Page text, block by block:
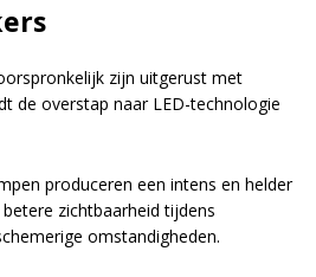
zijn uitgerust met
de overstap naar LED-technologie
produceren een intens en helder
zichtbaarheid tijdens
omstandigheden.